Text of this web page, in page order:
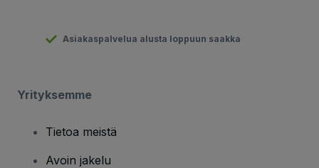
Asiakaspalvelua alusta loppuun saakka
Yrityksemme
Tietoa meistä
Avoin jakelu